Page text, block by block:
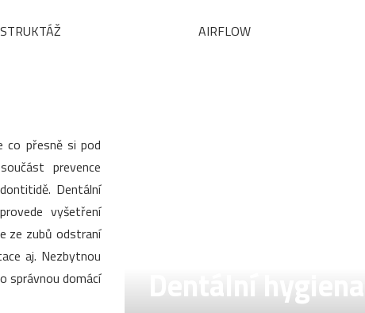
AIRFLOW
co přesně si pod
prevence
Dentální
vyšetření
ze zubů odstraní
aj. Nezbytnou
správnou domácí
Dentální hygiena